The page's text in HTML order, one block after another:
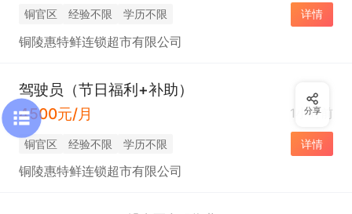
铜官区 经验不限 学历不限 详情
铜陵惠特鲜连锁超市有限公司
驾驶员（节日福利+补助）
4500元/月
1小时前
铜官区 经验不限 学历不限 详情
铜陵惠特鲜连锁超市有限公司
分享